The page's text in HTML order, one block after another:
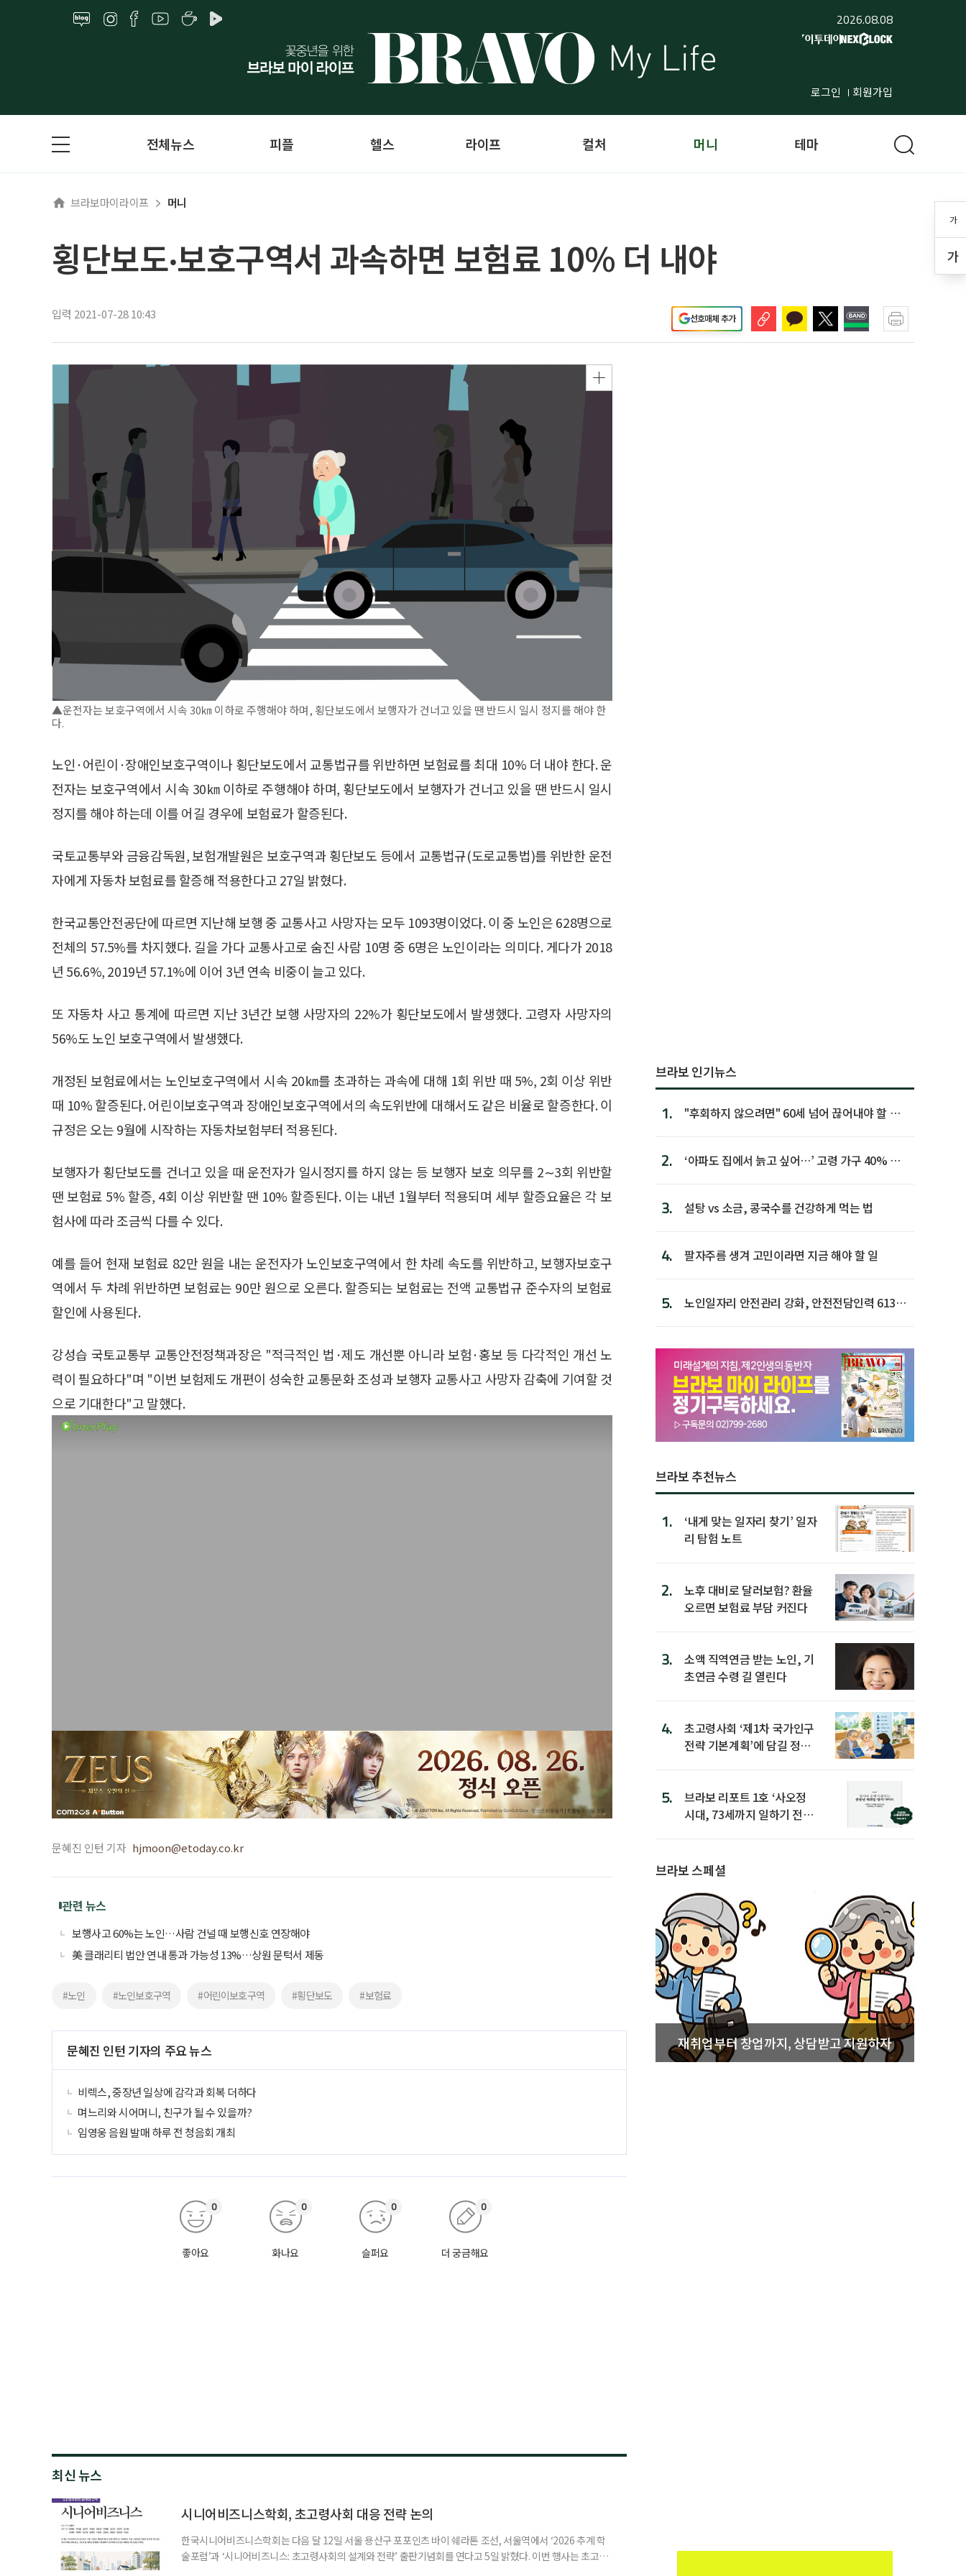
2026.08.08
로그인 회원가입
가
가
전체뉴스 피플 헬스 라이프 컬처 머니 테마
브라보마이라이프 머니
횡단보도‧보호구역서 과속하면 보험료 10% 더 내야
입력 2021-07-28 10:43 선호매체 추가
▲운전자는 보호구역에서 시속 30㎞ 이하로 주행해야 하며, 횡단보도에서 보행자가 건너고 있을 땐 반드시 일시 정지를 해야 한
다.
노인·어린이·장애인보호구역이나 횡단보도에서 교통법규를 위반하면 보험료를 최대 10% 더 내야 한다. 운
전자는 보호구역에서 시속 30㎞ 이하로 주행해야 하며, 횡단보도에서 보행자가 건너고 있을 땐 반드시 일시
정지를 해야 하는데 이를 어길 경우에 보험료가 할증된다.
국토교통부와 금융감독원, 보험개발원은 보호구역과 횡단보도 등에서 교통법규(도로교통법)를 위반한 운전
자에게 자동차 보험료를 할증해 적용한다고 27일 밝혔다.
한국교통안전공단에 따르면 지난해 보행 중 교통사고 사망자는 모두 1093명이었다. 이 중 노인은 628명으로
전체의 57.5%를 차지했다. 길을 가다 교통사고로 숨진 사람 10명 중 6명은 노인이라는 의미다. 게다가 2018
년 56.6%, 2019년 57.1%에 이어 3년 연속 비중이 늘고 있다.
또 자동차 사고 통계에 따르면 지난 3년간 보행 사망자의 22%가 횡단보도에서 발생했다. 고령자 사망자의
56%도 노인 보호구역에서 발생했다.
개정된 보험료에서는 노인보호구역에서 시속 20㎞를 초과하는 과속에 대해 1회 위반 때 5%, 2회 이상 위반
때 10% 할증된다. 어린이보호구역과 장애인보호구역에서의 속도위반에 대해서도 같은 비율로 할증한다. 이
규정은 오는 9월에 시작하는 자동차보험부터 적용된다.
보행자가 횡단보도를 건너고 있을 때 운전자가 일시정지를 하지 않는 등 보행자 보호 의무를 2∼3회 위반할
땐 보험료 5% 할증, 4회 이상 위반할 땐 10% 할증된다. 이는 내년 1월부터 적용되며 세부 할증요율은 각 보
험사에 따라 조금씩 다를 수 있다.
예를 들어 현재 보험료 82만 원을 내는 운전자가 노인보호구역에서 한 차례 속도를 위반하고, 보행자보호구
역에서 두 차례 위반하면 보험료는 90만 원으로 오른다. 할증되는 보험료는 전액 교통법규 준수자의 보험료
할인에 사용된다.
강성습 국토교통부 교통안전정책과장은 "적극적인 법·제도 개선뿐 아니라 보험·홍보 등 다각적인 개선 노
력이 필요하다"며 "이번 보험제도 개편이 성숙한 교통문화 조성과 보행자 교통사고 사망자 감축에 기여할 것
으로 기대한다"고 말했다.
문혜진 인턴 기자 hjmoon@etoday.co.kr
관련 뉴스
보행사고 60%는 노인…사람 건널 때 보행신호 연장해야
美 클래리티 법안 연내 통과 가능성 13%…상원 문턱서 제동
#노인 #노인보호구역 #어린이보호구역 #횡단보도 #보험료
문혜진 인턴 기자의 주요 뉴스
비렉스, 중장년 일상에 감각과 회복 더하다
며느리와 시어머니, 친구가 될 수 있을까?
임영웅 음원 발매 하루 전 청음회 개최
좋아요
0
화나요
0
슬퍼요
0
더 궁금해요
0
최신 뉴스
시니어비즈니스학회, 초고령사회 대응 전략 논의
한국시니어비즈니스학회는 다음 달 12일 서울 용산구 포포인츠 바이 쉐라톤 조선, 서울역에서 ‘2026 추계 학
술포럼’과 ‘시니어비즈니스: 초고령사회의 설계와 전략’ 출판기념회를 연다고 5일 밝혔다. 이번 행사는 초고령
브라보 인기뉴스
1.
"후회하지 않으려면" 60세 넘어 끊어내야 할 사
2.
‘아파도 집에서 늙고 싶어…’ 고령 가구 40% 노
3. 설탕 vs 소금, 콩국수를 건강하게 먹는 법
4. 팔자주름 생겨 고민이라면 지금 해야 할 일
5.
노인일자리 안전관리 강화, 안전전담인력 613명
브라보 추천뉴스
1.
‘내게 맞는 일자리 찾기’ 일자
리 탐험 노트
2.
노후 대비로 달러보험? 환율
오르면 보험료 부담 커진다
3.
소액 직역연금 받는 노인, 기
초연금 수령 길 열린다
4.
초고령사회 ‘제1차 국가인구
전략 기본계획’에 담길 정책
5.
브라보 리포트 1호 ‘사오정
시대, 73세까지 일하기 전략’
브라보 스페셜
재취업부터 창업까지, 상담받고 지원하자